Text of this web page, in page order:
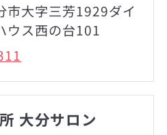
市大字三芳1929ダイ
ウス西の台101
大分サロン